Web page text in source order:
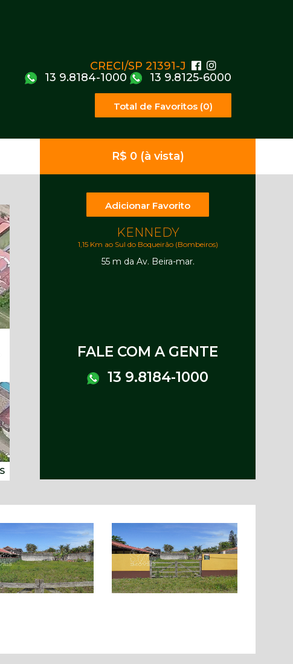
CRECI/SP 21391-J
13 9.8184-1000
13 9.8125-6000
Total de Favoritos (0)
R$ 0 (à vista)
Adicionar Favorito
KENNEDY
1,15 Km ao Sul do Boqueirão (Bombeiros)
55 m da Av. Beira-mar.
FALE COM A GENTE
13 9.8184-1000